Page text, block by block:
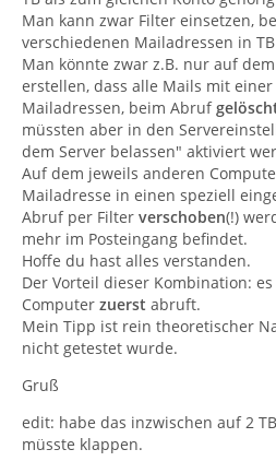
Man kann zwar Filter einsetzen,
verschiedenen Mailadressen in
Man könnte zwar z.B. nur auf
erstellen, dass alle Mails mit
Mailadressen, beim Abruf
müssten aber in den
dem Server belassen" aktiviert
Auf dem jeweils anderen
Mailadresse in einen speziell
Abruf per Filter verschoben(!)
mehr im Posteingang befindet.
Hoffe du hast alles verstanden.
Der Vorteil dieser Kombination:
Computer zuerst abruft.
Mein Tipp ist rein theoretischer
nicht getestet wurde.
Gruß
edit: habe das inzwischen auf 2
müsste klappen.